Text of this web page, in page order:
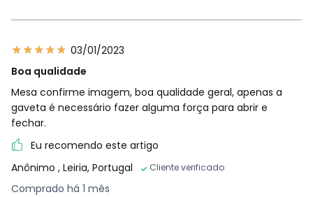
03/01/2023
Boa qualidade
Mesa confirme imagem, boa qualidade geral, apenas a
gaveta é necessário fazer alguma força para abrir e
fechar.
Eu recomendo este artigo
Anônimo , Leiria, Portugal Cliente verificado
Comprado há 1 mês